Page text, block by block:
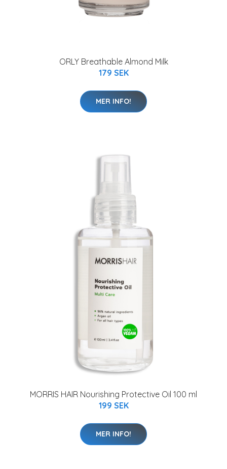
ORLY Breathable Almond Milk
179 SEK
MER INFO!
MORRIS HAIR Nourishing Protective Oil 100 ml
199 SEK
MER INFO!